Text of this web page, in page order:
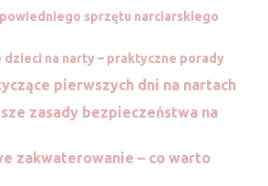
sprzętu narciarskiego
dzieci na narty – praktyczne porady
pierwszych dni na nartach
zasady bezpieczeństwa na
zakwaterowanie – co warto